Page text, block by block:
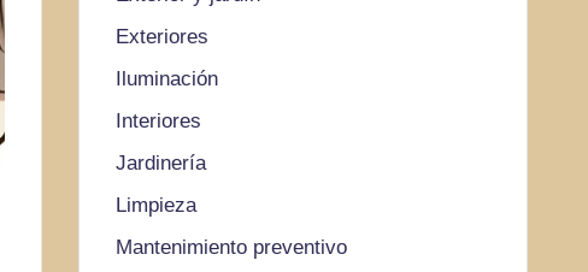
Exteriores
Iluminación
Interiores
Jardinería
Limpieza
Mantenimiento preventivo